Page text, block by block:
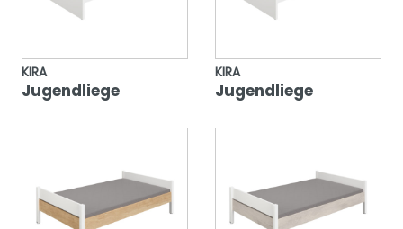
KIRA
Jugendliege
KIRA
Jugendliege